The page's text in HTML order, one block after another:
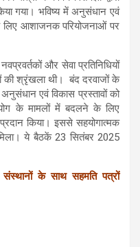
गया। भविष्य में अनुसंधान एवं
लिए आशाजनक परियोजनाओं पर
और सेवा प्रतिनिधियों
श्रृंखला थी। बंद दरवाजों के
एवं विकास प्रस्तावों को
के मामलों में बदलने के लिए
किया। इससे सहयोगात्मक
ये बैठकें 23 सितंबर 2025
संस्थानों के साथ सहमति पत्रों